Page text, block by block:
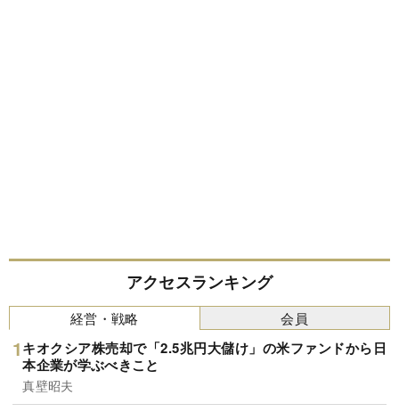
アクセスランキング
経営・戦略
キオクシア株売却で「2.5兆円大儲け」の米ファンドから日
本企業が学ぶべきこと
真壁昭夫
会員